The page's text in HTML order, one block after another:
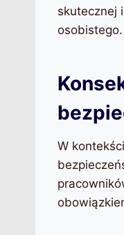
skutecznej
osobistego.
W